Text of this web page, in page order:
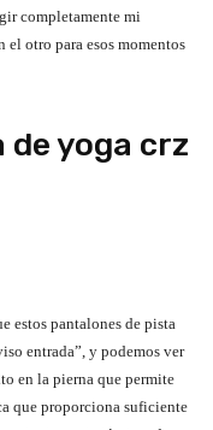
completamente mi
otro para esos momentos
yoga crz
estos pantalones de pista
entrada”, y podemos ver
en la pierna que permite
que proporciona suficiente